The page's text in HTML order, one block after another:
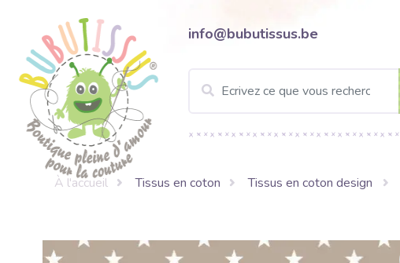
info@bubutissus.be
À l'accueil Tissus en coton Tissus en coton design